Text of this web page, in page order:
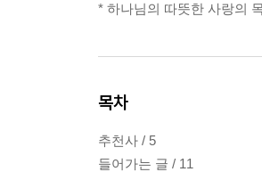
* 하나님의 따뜻한 사랑의
목차
추천사 / 5
들어가는 글 / 11